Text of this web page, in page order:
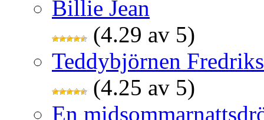
Billie Jean
(4.29 av 5)
Teddybjörnen
(4.25 av 5)
En